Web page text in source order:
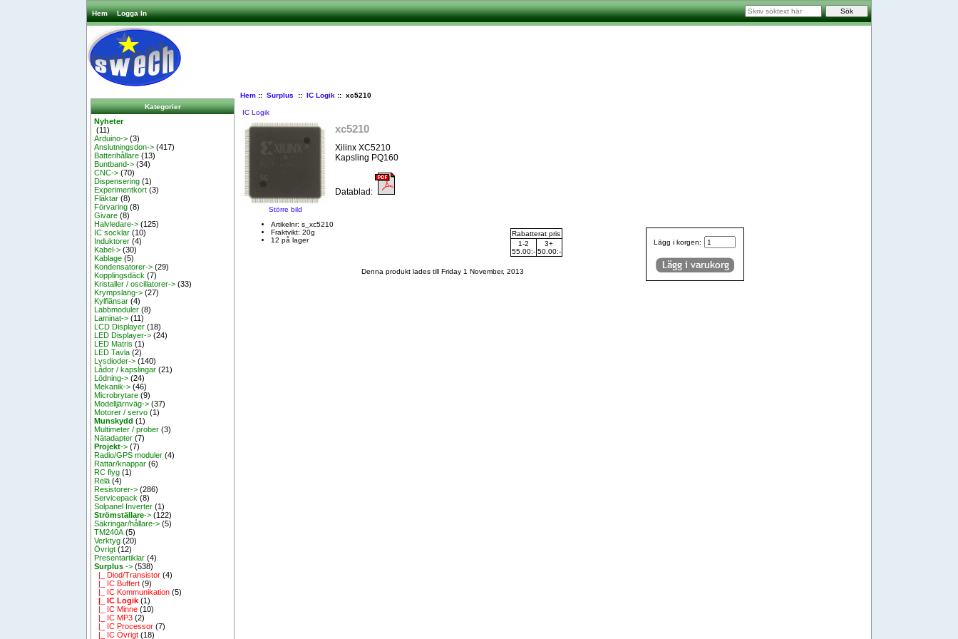
Hem Logga In
Kategorier
Nyheter
(11)
Arduino-> (3)
Anslutningsdon-> (417)
Batterihållare (13)
Buntband-> (34)
CNC-> (70)
Dispensering (1)
Experimentkort (3)
Fläktar (8)
Förvaring (8)
Givare (8)
Halvledare-> (125)
IC socklar (10)
Induktorer (4)
Kabel-> (30)
Kablage (5)
Kondensatorer-> (29)
Kopplingsdäck (7)
Kristaller / oscillatorer-> (33)
Krympslang-> (27)
Kylflänsar (4)
Labbmoduler (8)
Laminat-> (11)
LCD Displayer (18)
LED Displayer-> (24)
LED Matris (1)
LED Tavla (2)
Lysdioder-> (140)
Lådor / kapslingar (21)
Lödning-> (24)
Mekanik-> (46)
Microbrytare (9)
Modelljärnväg-> (37)
Motorer / servo (1)
Munskydd (1)
Multimeter / prober (3)
Nätadapter (7)
Projekt-> (7)
Radio/GPS moduler (4)
Rattar/knappar (6)
RC flyg (1)
Relä (4)
Resistorer-> (286)
Servicepack (8)
Solpanel Inverter (1)
Strömställare-> (122)
Säkringar/hållare-> (5)
TM240A (5)
Verktyg (20)
Övrigt (12)
Presentartiklar (4)
Surplus-> (538)
|_ Diod/Transistor (4)
|_ IC Buffert (9)
|_ IC Kommunikation (5)
|_ IC Logik (1)
|_ IC Minne (10)
|_ IC MP3 (2)
|_ IC Processor (7)
|_ IC Övrigt (18)
Hem:: Surplus :: IC Logik:: xc5210
IC Logik
Större bild
xc5210
Xilinx XC5210
Kapsling PQ160
Datablad:
Lägg i korgen:
Artikelnr: s_xc5210
Fraktvikt: 20g
12 på lager
Rabatterat pris
1-2
55.00:-
3+
50.00:-
Denna produkt lades till Friday 1 November, 2013